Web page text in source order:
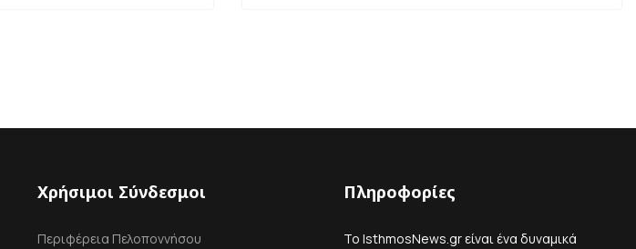
Χρήσιμοι Σύνδεσμοι
Περιφέρεια Πελοποννήσου
Πληροφορίες
Το IsthmosNews.gr είναι ένα δυναμικά